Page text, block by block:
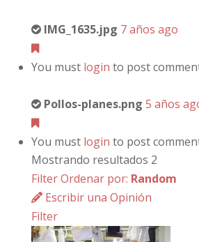
IMG_1635.jpg 7 años ago
You must login to post
Pollos-planes.png 5 años
You must login to post
Mostrando resultados 2
FilterOrdenar por: Random
Escribir una Opinión
Filter